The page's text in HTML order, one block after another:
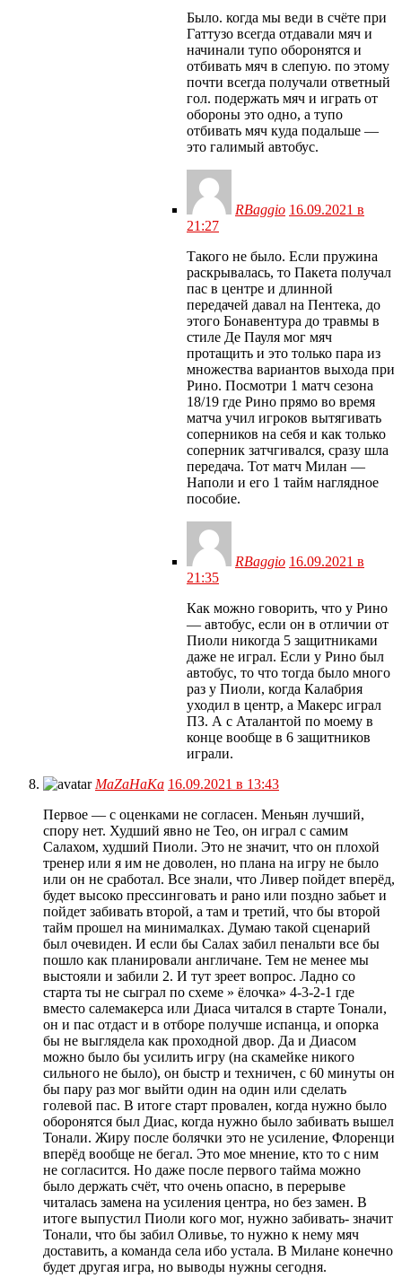
Было. когда мы веди в счёте при
Гаттузо всегда отдавали мяч и
начинали тупо оборонятся и
отбивать мяч в слепую. по этому
почти всегда получали ответный
гол. подержать мяч и играть от
обороны это одно, а тупо
отбивать мяч куда подальше —
это галимый автобус.
RBaggio 16.09.2021 в
21:27
Такого не было. Если пружина
раскрывалась, то Пакета получал
пас в центре и длинной
передачей давал на Пентека, до
этого Бонавентура до травмы в
стиле Де Пауля мог мяч
протащить и это только пара из
множества вариантов выхода при
Рино. Посмотри 1 матч сезона
18/19 где Рино прямо во время
матча учил игроков вытягивать
соперников на себя и как только
соперник затчгивался, сразу шла
передача. Тот матч Милан —
Наполи и его 1 тайм наглядное
пособие.
RBaggio 16.09.2021 в
21:35
Как можно говорить, что у Рино
— автобус, если он в отличии от
Пиоли никогда 5 защитниками
даже не играл. Если у Рино был
автобус, то что тогда было много
раз у Пиоли, когда Калабрия
уходил в центр, а Макерс играл
ПЗ. А с Аталантой по моему в
конце вообще в 6 защитников
играли.
MaZaHaKa 16.09.2021 в 13:43
Первое — с оценками не согласен. Меньян лучший,
спору нет. Худший явно не Тео, он играл с самим
Салахом, худший Пиоли. Это не значит, что он плохой
тренер или я им не доволен, но плана на игру не было
или он не сработал. Все знали, что Ливер пойдет вперёд,
будет высоко прессинговать и рано или поздно забьет и
пойдет забивать второй, а там и третий, что бы второй
тайм прошел на минималках. Думаю такой сценарий
был очевиден. И если бы Салах забил пенальти все бы
пошло как планировали англичане. Тем не менее мы
выстояли и забили 2. И тут зреет вопрос. Ладно со
старта ты не сыграл по схеме » ёлочка» 4-3-2-1 где
вместо салемакерса или Диаса читался в старте Тонали,
он и пас отдаст и в отборе получше испанца, и опорка
бы не выглядела как проходной двор. Да и Диасом
можно было бы усилить игру (на скамейке никого
сильного не было), он быстр и техничен, с 60 минуты он
бы пару раз мог выйти один на один или сделать
голевой пас. В итоге старт провален, когда нужно было
оборонятся был Диас, когда нужно было забивать вышел
Тонали. Жиру после болячки это не усиление, Флоренци
вперёд вообще не бегал. Это мое мнение, кто то с ним
не согласится. Но даже после первого тайма можно
было держать счёт, что очень опасно, в перерыве
читалась замена на усиления центра, но без замен. В
итоге выпустил Пиоли кого мог, нужно забивать- значит
Тонали, что бы забил Оливье, то нужно к нему мяч
доставить, а команда села ибо устала. В Милане конечно
будет другая игра, но выводы нужны сегодня.